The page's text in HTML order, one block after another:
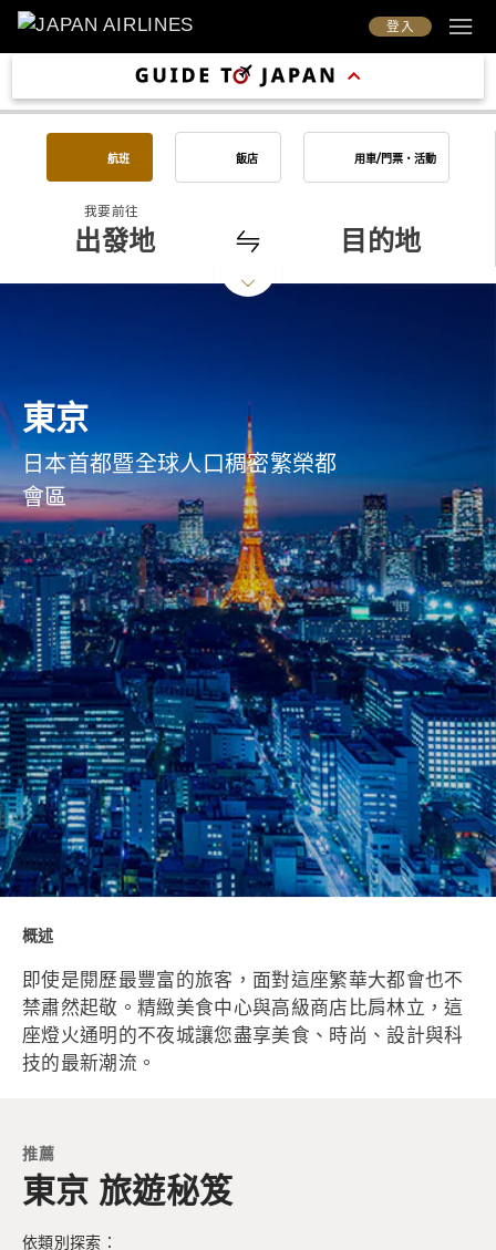
登入
航班 飯店 用車/門票・活動
我要前往
出發地 目的地
東京
日本首都暨全球人口稠密繁榮都
會區
概述
即使是閱歷最豐富的旅客，面對這座繁華大都會也不
禁肅然起敬。精緻美食中心與高級商店比肩林立，這
座燈火通明的不夜城讓您盡享美食、時尚、設計與科
技的最新潮流。
推薦
東京 旅遊秘笈
依類別探索：